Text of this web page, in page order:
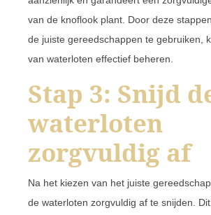
van de knoflook plant. Door deze
de juiste gereedschappen te gebruiken,
van waterloten effectief beheren.
Stap 3: Snijd
waterloten
zorgvuldig af
Na het kiezen van het juiste
de waterloten zorgvuldig af te snijden.